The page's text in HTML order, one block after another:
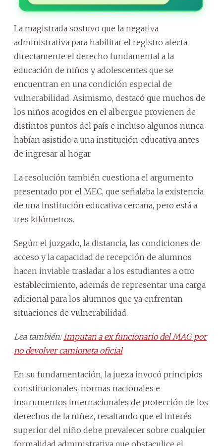
La magistrada sostuvo que la negativa
administrativa para habilitar el registro afecta
directamente el derecho fundamental a la
educación de niños y adolescentes que se
encuentran en una condición especial de
vulnerabilidad. Asimismo, destacó que muchos de
los niños acogidos en el albergue provienen de
distintos puntos del país e incluso algunos nunca
habían asistido a una institución educativa antes
de ingresar al hogar.
La resolución también cuestiona el argumento
presentado por el MEC, que señalaba la existencia
de una institución educativa cercana, pero está a
tres kilómetros.
Según el juzgado, la distancia, las condiciones de
acceso y la capacidad de recepción de alumnos
hacen inviable trasladar a los estudiantes a otro
establecimiento, además de representar una carga
adicional para los alumnos que ya enfrentan
situaciones de vulnerabilidad.
Lea también: Imputan a ex funcionario del MAG por
no devolver camioneta oficial
En su fundamentación, la jueza invocó principios
constitucionales, normas nacionales e
instrumentos internacionales de protección de los
derechos de la niñez, resaltando que el interés
superior del niño debe prevalecer sobre cualquier
formalidad administrativa que obstaculice el